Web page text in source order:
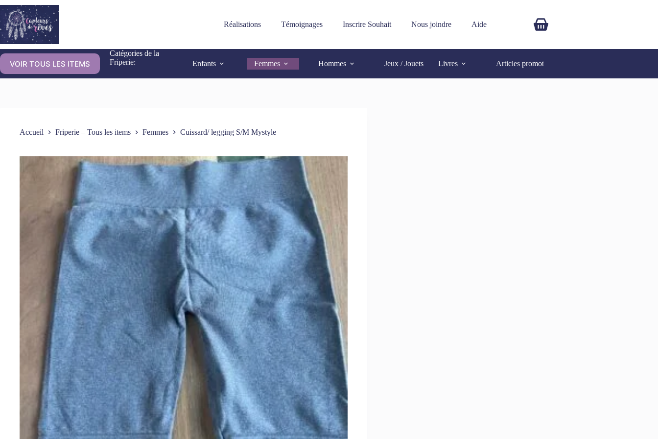
Réalisations Témoignages Inscrire Souhait Nous joindre Aide
VOIR TOUS LES ITEMS
Catégories de la
Friperie:
Enfants Femmes Hommes Jeux / Jouets Livres Articles promotionnels
Accueil Friperie – Tous les items Femmes Cuissard/ legging S/M Mystyle